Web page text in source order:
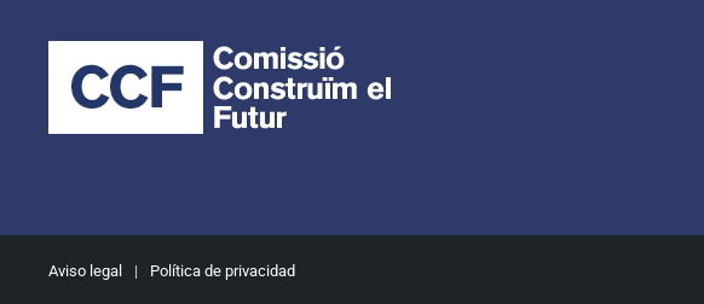
Aviso legal | Política de privacidad